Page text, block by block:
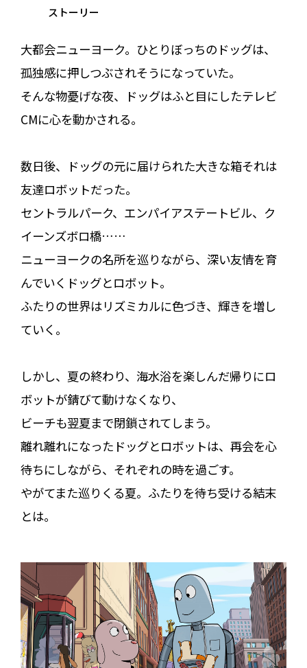
ストーリー
大都会ニューヨーク。ひとりぼっちのドッグは、
孤独感に押しつぶされそうになっていた。
そんな物憂げな夜、ドッグはふと目にしたテレビ
CMに心を動かされる。
数日後、ドッグの元に届けられた大きな箱――それは
友達ロボットだった。
セントラルパーク、エンパイアステートビル、ク
イーンズボロ橋……
ニューヨークの名所を巡りながら、深い友情を育
んでいくドッグとロボット。
ふたりの世界はリズミカルに色づき、輝きを増し
ていく。
しかし、夏の終わり、海水浴を楽しんだ帰りにロ
ボットが錆びて動けなくなり、
ビーチも翌夏まで閉鎖されてしまう。
離れ離れになったドッグとロボットは、再会を心
待ちにしながら、それぞれの時を過ごす。
やがてまた巡りくる夏。ふたりを待ち受ける結末
とは――。